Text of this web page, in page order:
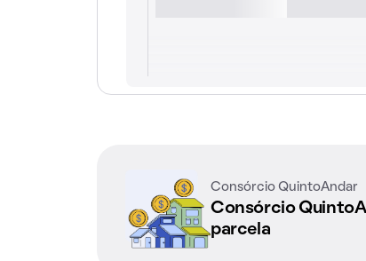
Consórcio QuintoAndar
Consórcio
parcela